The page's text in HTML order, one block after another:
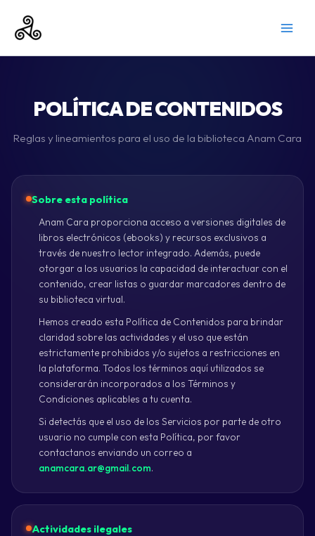
contenido
POLÍTICA DE CONTENIDOS
Reglas y lineamientos para el uso de la biblioteca Anam Cara
Sobre esta política
Anam Cara proporciona acceso a versiones digitales de
libros electrónicos (ebooks) y recursos exclusivos a
través de nuestro lector integrado. Además, puede
otorgar a los usuarios la capacidad de interactuar con el
contenido, crear listas o guardar marcadores dentro de
su biblioteca virtual.
Hemos creado esta Política de Contenidos para brindar
claridad sobre las actividades y el uso que están
estrictamente prohibidos y/o sujetos a restricciones en
la plataforma. Todos los términos aquí utilizados se
considerarán incorporados a los Términos y
Condiciones aplicables a tu cuenta.
Si detectás que el uso de los Servicios por parte de otro
usuario no cumple con esta Política, por favor
contactanos enviando un correo a
anamcara.ar@gmail.com.
Actividades ilegales